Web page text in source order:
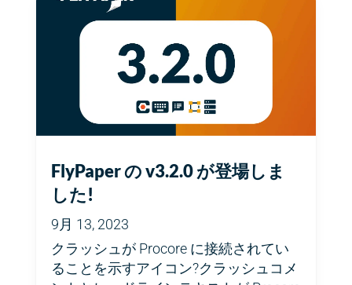
FlyPaper の v3.2.0 が登場しま
した!
9月 13, 2023
クラッシュが Procore に接続されてい
ることを示すアイコン?クラッシュコメ